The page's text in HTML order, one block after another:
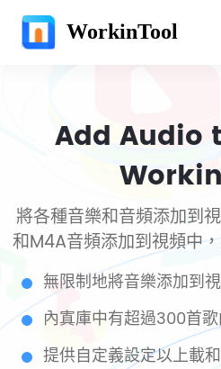
WorkinTool
Add Audio
將各種音樂和音頻添加到
和M4A音頻添加到視頻中
無限制地將音樂添加到
內寘庫中有超過300首
提供自定義設定以上載